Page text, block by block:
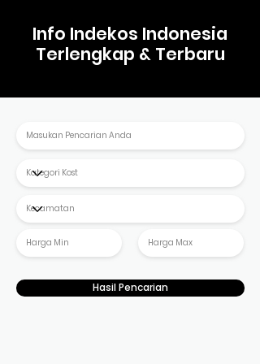
Info Indekos Indonesia
Terlengkap & Terbaru
Hasil Pencarian